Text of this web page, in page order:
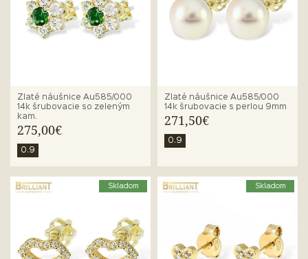
Zlaté náušnice Au585/000
14k šrubovacie so zeleným
kam.
275,00€
0.9
Zlaté náušnice Au585/000
14k šrubovacie s perlou 9mm
271,50€
0.9
Skladom Skladom